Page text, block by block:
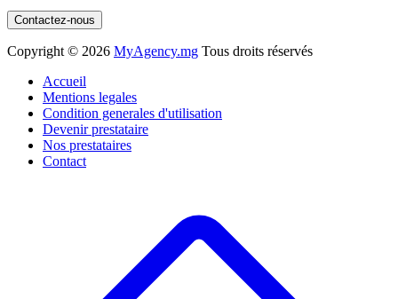
Contactez-nous
Copyright © 2026 MyAgency.mg Tous droits réservés
Accueil
Mentions legales
Condition generales d'utilisation
Devenir prestataire
Nos prestataires
Contact